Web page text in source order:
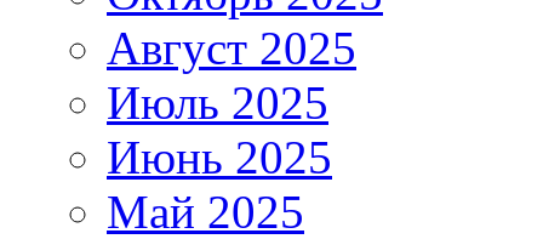
Август 2025
Июль 2025
Июнь 2025
Май 2025